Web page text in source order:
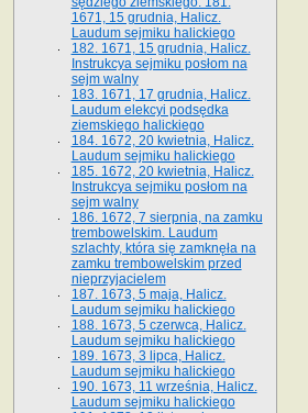
1671, 15 grudnia, Halicz.
Laudum sejmiku halickiego
182. 1671, 15 grudnia, Halicz.
Instrukcya sejmiku posłom na
sejm walny
183. 1671, 17 grudnia, Halicz.
Laudum elekcyi podsędka
ziemskiego halickiego
184. 1672, 20 kwietnia, Halicz.
Laudum sejmiku halickiego
185. 1672, 20 kwietnia, Halicz.
Instrukcya sejmiku posłom na
sejm walny
186. 1672, 7 sierpnia, na zamku
trembowelskim. Laudum
szlachty, która się zamknęła na
zamku trembowelskim przed
nieprzyjacielem
187. 1673, 5 maja, Halicz.
Laudum sejmiku halickiego
188. 1673, 5 czerwca, Halicz.
Laudum sejmiku halickiego
189. 1673, 3 lipca, Halicz.
Laudum sejmiku halickiego
190. 1673, 11 września, Halicz.
Laudum sejmiku halickiego